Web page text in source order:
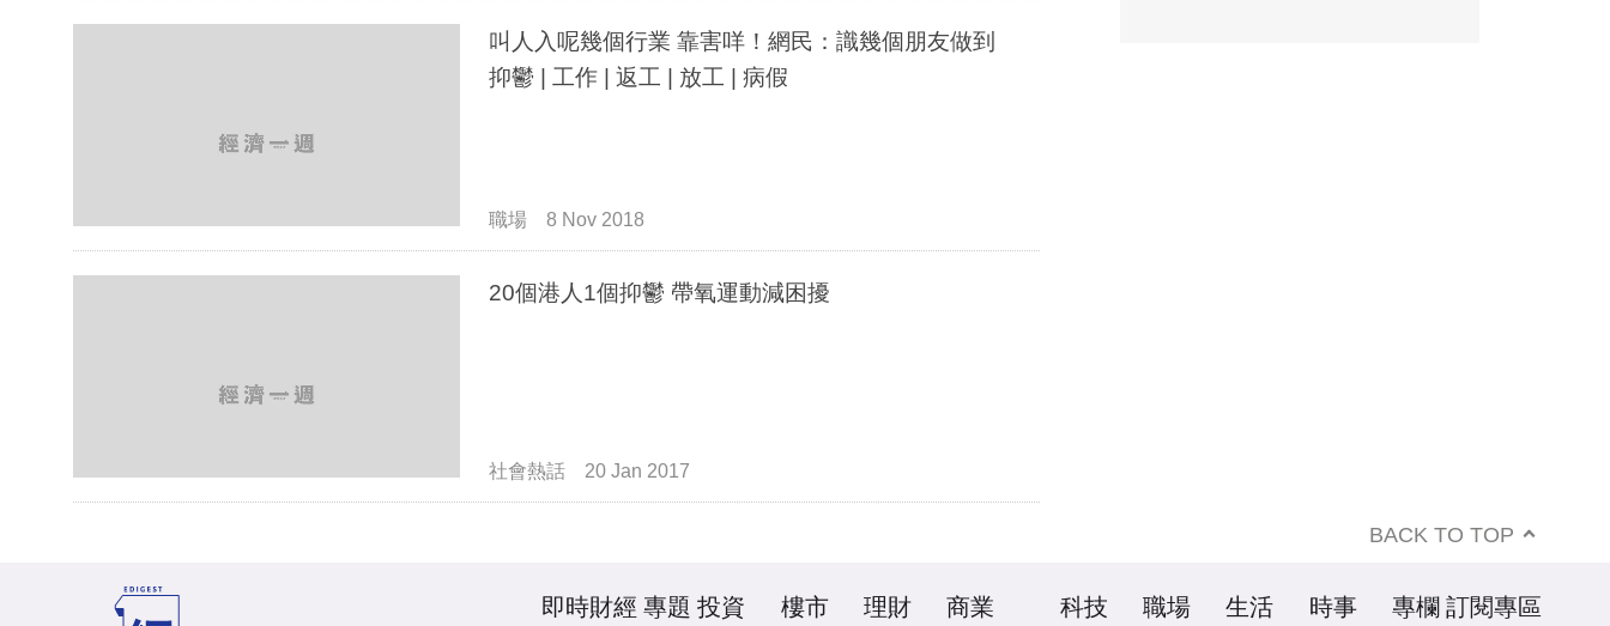
叫人入呢幾個行業 靠害咩！網民：識幾個朋友做到
抑鬱 | 工作 | 返工 | 放工 | 病假
職場 8 Nov 2018
20個港人1個抑鬱 帶氧運動減困擾
社會熱話 20 Jan 2017
BACK TO TOP
即時財經 專題 投資 樓市 理財 商業 科技 職場 生活 時事 專欄 訂閱專區